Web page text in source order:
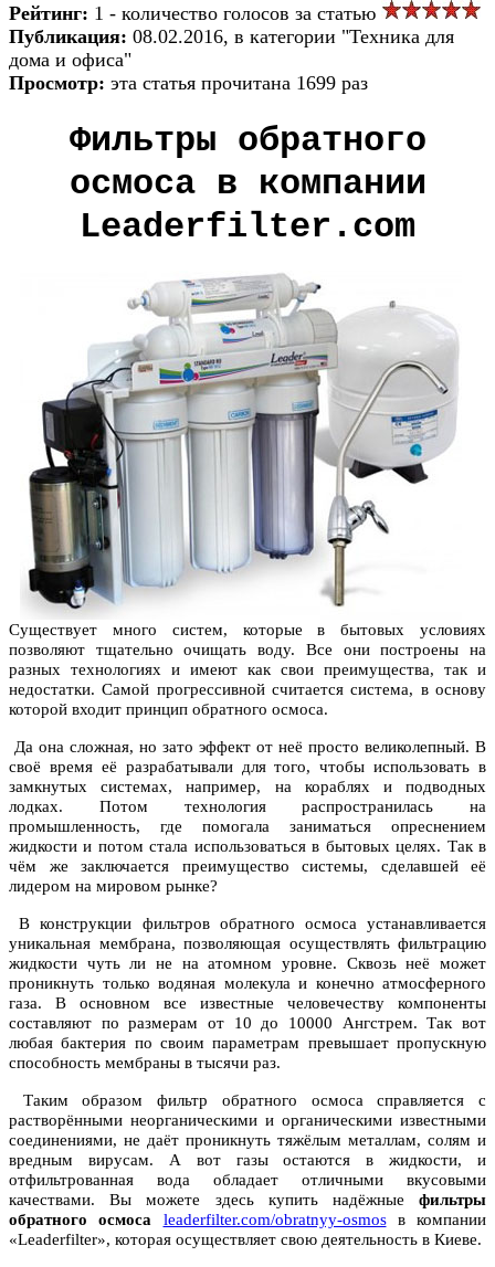
Рейтинг: 1 - количество голосов за статью
Публикация: 08.02.2016, в категории "Техника для
дома и офиса"
Просмотр: эта статья прочитана 1699 раз
Фильтры обратного
осмоса в компании
Leaderfilter.com
Существует много систем, которые в бытовых условиях
позволяют тщательно очищать воду. Все они построены на
разных технологиях и имеют как свои преимущества, так и
недостатки. Самой прогрессивной считается система, в основу
которой входит принцип обратного осмоса.
Да она сложная, но зато эффект от неё просто великолепный. В
своё время её разрабатывали для того, чтобы использовать в
замкнутых системах, например, на кораблях и подводных
лодках. Потом технология распространилась на
промышленность, где помогала заниматься опреснением
жидкости и потом стала использоваться в бытовых целях. Так в
чём же заключается преимущество системы, сделавшей её
лидером на мировом рынке?
В конструкции фильтров обратного осмоса устанавливается
уникальная мембрана, позволяющая осуществлять фильтрацию
жидкости чуть ли не на атомном уровне. Сквозь неё может
проникнуть только водяная молекула и конечно атмосферного
газа. В основном все известные человечеству компоненты
составляют по размерам от 10 до 10000 Ангстрем. Так вот
любая бактерия по своим параметрам превышает пропускную
способность мембраны в тысячи раз.
Таким образом фильтр обратного осмоса справляется с
растворёнными неорганическими и органическими известными
соединениями, не даёт проникнуть тяжёлым металлам, солям и
вредным вирусам. А вот газы остаются в жидкости, и
отфильтрованная вода обладает отличными вкусовыми
качествами. Вы можете здесь купить надёжные фильтры
обратного осмоса
leaderfilter.com/obratnyy-osmosв компании
«Leaderfilter», которая осуществляет свою деятельность в Киеве.